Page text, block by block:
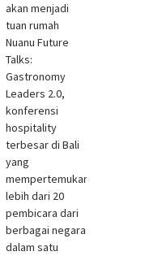
akan menjadi
tuan rumah
Nuanu Future
Talks:
Gastronomy
Leaders 2.0,
konferensi
hospitality
terbesar di Bali
yang
mempertemukan
lebih dari 20
pembicara dari
berbagai negara
dalam satu